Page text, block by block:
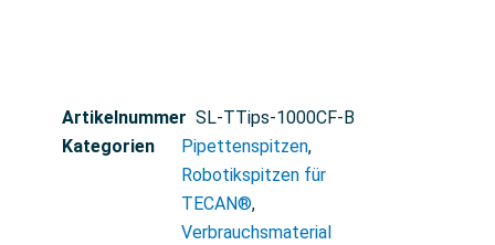
Artikelnummer SL-TTips-1000CF-B
Kategorien
Pipettenspitzen,
Robotikspitzen für
TECAN®,
Verbrauchsmaterial